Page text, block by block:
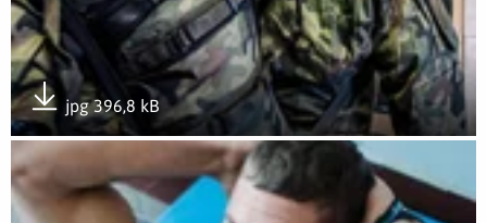
jpg 396,8 kB
Pobierz załącznik
Otwórz załącznik Skwierzyna - pierwszy zaciąg ochotników